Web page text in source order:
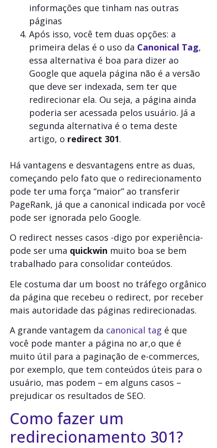
informações que tinham nas outras
páginas
Após isso, você tem duas opções: a
primeira delas é o uso da Canonical Tag,
essa alternativa é boa para dizer ao
Google que aquela página não é a versão
que deve ser indexada, sem ter que
redirecionar ela. Ou seja, a página ainda
poderia ser acessada pelos usuário. Já a
segunda alternativa é o tema deste
artigo, o redirect 301.
Há vantagens e desvantagens entre as duas,
começando pelo fato que o redirecionamento
pode ter uma força “maior” ao transferir
PageRank, já que a canonical indicada por você
pode ser ignorada pelo Google.
O redirect nesses casos -digo por experiência-
pode ser uma quickwin muito boa se bem
trabalhado para consolidar conteúdos.
Ele costuma dar um boost no tráfego orgânico
da página que recebeu o redirect, por receber
mais autoridade das páginas redirecionadas.
A grande vantagem da canonical tag é que
você pode manter a página no ar,o que é
muito útil para a paginação de e-commerces,
por exemplo, que tem conteúdos úteis para o
usuário, mas podem – em alguns casos –
prejudicar os resultados de SEO.
Como fazer um
redirecionamento 301?